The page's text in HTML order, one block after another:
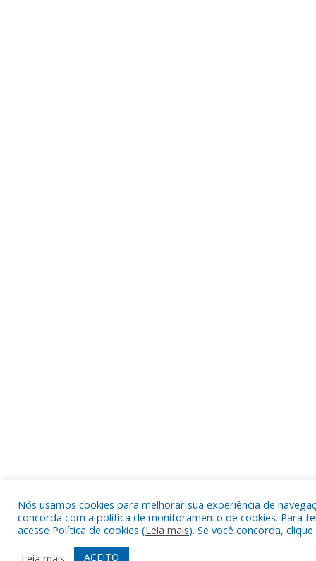
Nós usamos cookies para melhorar sua experiência de
concorda com a política de monitoramento de cookies. Para
acesse Política de cookies (Leia mais). Se você concorda, clique
Leia mais
ACEITO